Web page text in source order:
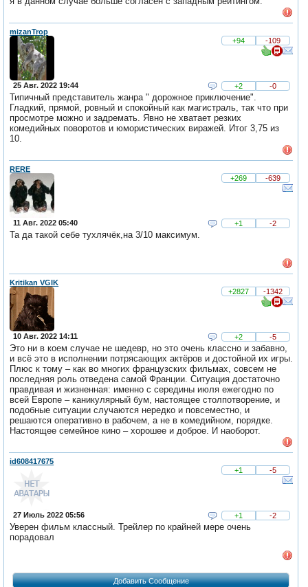
mizanTrop
+94
-109
25 Авг. 2022 19:44 +2 -0
Типичный представитель жанра " дорожное приключение".
Гладкий, прямой, ровный и спокойный как магистраль, так что при
просмотре можно и задремать. Явно не хватает резких
комедийных поворотов и юмористических виражей. Итог 3,75 из
10.
RERE
+269
-639
11 Авг. 2022 05:40 +1 -2
Та да такой себе тухлячёк,на 3/10 максимум.
Kritikan VGIK
+2827
-1342
10 Авг. 2022 14:11 +2 -5
Это ни в коем случае не шедевр, но это очень классно и забавно,
и всё это в исполнении потрясающих актёров и достойной их игры.
Плюс к тому – как во многих французских фильмах, совсем не
последняя роль отведена самой Франции. Ситуация достаточно
правдивая и жизненная: именно с середины июля ежегодно по
всей Европе – каникулярный бум, настоящее столпотворение, и
подобные ситуации случаются нередко и повсеместно, и
решаются оперативно в рабочем, а не в комедийном, порядке.
Настоящее семейное кино – хорошее и доброе. И наоборот.
id608417675
+1
-5
27 Июль 2022 05:56 +1 -2
Уверен фильм классный. Трейлер по крайней мере очень
порадовал
Добавить Сообщение